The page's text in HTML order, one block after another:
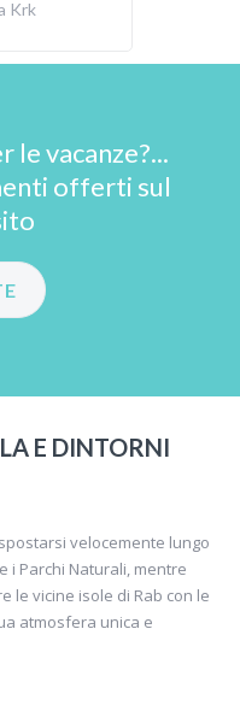
Krk
le vacanze?...
offerti sul
E DINTORNI
velocemente lungo
i Parchi Naturali, mentre
le vicine isole di Rab con le
atmosfera unica e